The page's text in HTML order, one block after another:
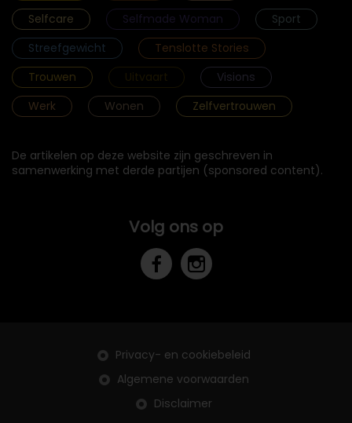
Selfcare
Selfmade Woman
Sport
Streefgewicht
Tenslotte Stories
Trouwen
Uitvaart
Visions
Werk
Wonen Zelfvertrouwen
De artikelen op deze website zijn geschreven in
samenwerking met derde partijen (sponsored content).
Volg ons op
Privacy- en cookiebeleid
Algemene voorwaarden
Disclaimer